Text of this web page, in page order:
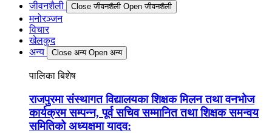
जीवनशैली
Close जीवनशैली Open जीवनशैली
मनोरञ्जन
विचार
खेलकुद
अन्य
Close अन्य Open अन्य
पालिका बिशेष
राजपुरमा संस्थागत विद्यालयका शिक्षक मिलन तथा वनभोज
कार्यक्रम सम्पन्न, पूर्व सचिव सम्मानित तथा शिक्षक समन्वय
समितिको अध्यक्षमा यादव: